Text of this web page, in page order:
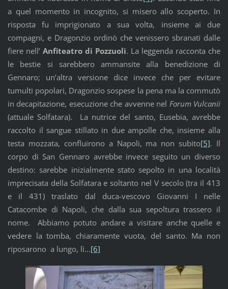
a quel momento in incognito, si misero allo scoperto. In
risposta fu imprigionato a sua volta, insieme ai due
compagni, e Dragonzio ordinò che venissero sbranati dalle
fiere nell’ Anfiteatro di Pozzuoli. La leggenda racconta che
le bestie si sarebbero ammansite alla benedizione di
Gennaro; un’altra versione dice invece che per evitare
tumulti popolari, Dragonzio sospese la pena ma la commutò
in decapitazione, esecuzione che avvenne nel Forum Vulcanii
(attuale Solfatara). La nutrice del santo, Eusebia, avrebbe
raccolto il sangue stillato in due ampolle che, insieme alla
testa mozzata, confluirono a Napoli, ma non subito[5]. Il
corpo di San Gennaro avrebbe invece seguito un diverso
destino: sarebbe inizialmente stato sepolto in una località
imprecisata della Solfatara e soltanto nel V secolo (tra il 413
e il 431) traslato dal duca-vescovo Giovanni I nelle
Catacombe di Napoli, che dalla sua sepoltura trassero il
nome. Abbiamo potuto andare a visitare anche quelle e
vedere la tomba, chiaramente vuota, del santo. Ma non
riposarono a lungo, lì…[6]